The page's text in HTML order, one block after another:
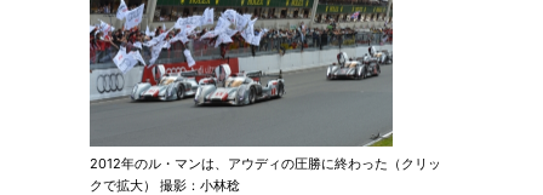
2012年のル・マンは、アウディの圧勝に終わった（クリッ
クで拡大） 撮影：小林稔